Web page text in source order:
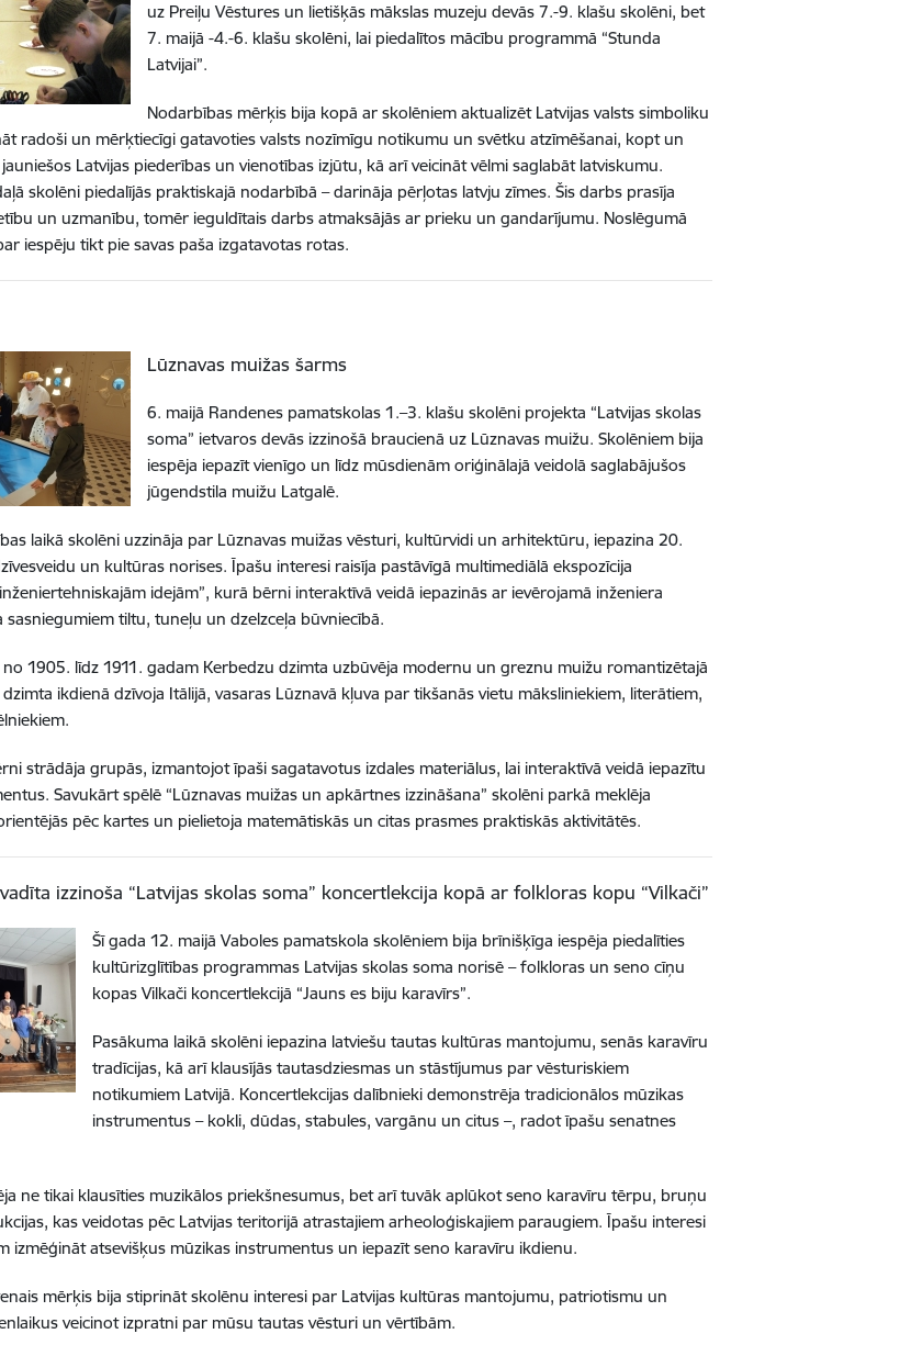
uz Preiļu Vēstures un lietišķās mākslas muzeju devās 7.-9. klašu skolēni, bet
7. maijā -4.-6. klašu skolēni, lai piedalītos mācību programmā “Stunda
Latvijai”.
Nodarbības mērķis bija kopā ar skolēniem aktualizēt Latvijas valsts simboliku
radoši un mērķtiecīgi gatavoties valsts nozīmīgu notikumu un svētku atzīmēšanai, kopt un
Latvijas piederības un vienotības izjūtu, kā arī veicināt vēlmi saglabāt latviskumu.
skolēni piedalījās praktiskajā nodarbībā – darināja pērļotas latvju zīmes. Šis darbs prasīja
un uzmanību, tomēr ieguldītais darbs atmaksājās ar prieku un gandarījumu. Noslēgumā
iespēju tikt pie savas paša izgatavotas rotas.
Lūznavas muižas šarms
6. maijā Randenes pamatskolas 1.–3. klašu skolēni projekta “Latvijas skolas
soma” ietvaros devās izzinošā braucienā uz Lūznavas muižu. Skolēniem bija
iespēja iepazīt vienīgo un līdz mūsdienām oriģinālajā veidolā saglabājušos
jūgendstila muižu Latgalē.
laikā skolēni uzzināja par Lūznavas muižas vēsturi, kultūrvidi un arhitektūru, iepazina 20.
un kultūras norises. Īpašu interesi raisīja pastāvīgā multimediālā ekspozīcija
idejām”, kurā bērni interaktīvā veidā iepazinās ar ievērojamā inženiera
sasniegumiem tiltu, tuneļu un dzelzceļa būvniecībā.
no 1905. līdz 1911. gadam Kerbedzu dzimta uzbūvēja modernu un greznu muižu romantizētajā
ikdienā dzīvoja Itālijā, vasaras Lūznavā kļuva par tikšanās vietu māksliniekiem, literātiem,
strādāja grupās, izmantojot īpaši sagatavotus izdales materiālus, lai interaktīvā veidā iepazītu
Savukārt spēlē “Lūznavas muižas un apkārtnes izzināšana” skolēni parkā meklēja
pēc kartes un pielietoja matemātiskās un citas prasmes praktiskās aktivitātēs.
izzinoša “Latvijas skolas soma” koncertlekcija kopā ar folkloras kopu “Vilkači”
Šī gada 12. maijā Vaboles pamatskola skolēniem bija brīnišķīga iespēja piedalīties
kultūrizglītības programmas Latvijas skolas soma norisē – folkloras un seno cīņu
kopas Vilkači koncertlekcijā “Jauns es biju karavīrs”.
Pasākuma laikā skolēni iepazina latviešu tautas kultūras mantojumu, senās karavīru
tradīcijas, kā arī klausījās tautasdziesmas un stāstījumus par vēsturiskiem
notikumiem Latvijā. Koncertlekcijas dalībnieki demonstrēja tradicionālos mūzikas
instrumentus – kokli, dūdas, stabules, vargānu un citus –, radot īpašu senatnes
ne tikai klausīties muzikālos priekšnesumus, bet arī tuvāk aplūkot seno karavīru tērpu, bruņu
kas veidotas pēc Latvijas teritorijā atrastajiem arheoloģiskajiem paraugiem. Īpašu interesi
izmēģināt atsevišķus mūzikas instrumentus un iepazīt seno karavīru ikdienu.
mērķis bija stiprināt skolēnu interesi par Latvijas kultūras mantojumu, patriotismu un
veicinot izpratni par mūsu tautas vēsturi un vērtībām.